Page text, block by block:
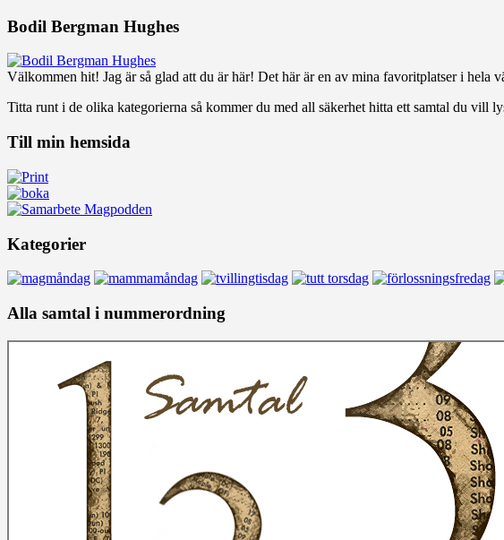
Bodil Bergman Hughes
Välkommen hit! Jag är så glad att du är här! Det här är en av mina favoritplatser i hela
Titta runt i de olika kategorierna så kommer du med all säkerhet hitta ett samtal du vill
Till min hemsida
Kategorier
Alla samtal i nummerordning